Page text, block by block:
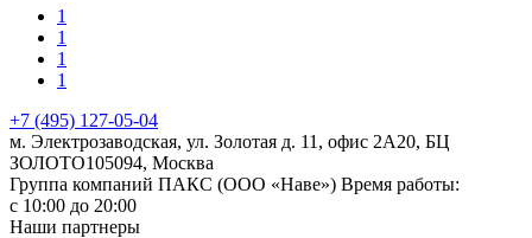
1
1
1
1
+7 (495) 127-05-04
м. Электрозаводская, ул. Золотая д. 11, офис 2А20, БЦ
ЗОЛОТО105094, Москва
Группа компаний ПАКС (ООО «Наве») Время работы:
с 10:00 до 20:00
Наши партнеры